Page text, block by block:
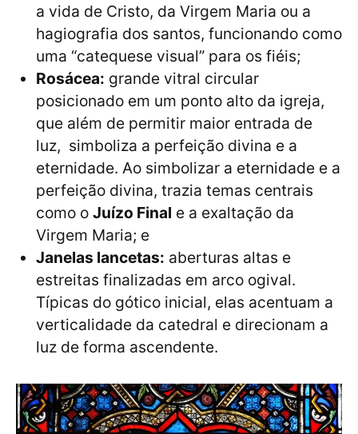
a vida de Cristo, da Virgem Maria ou a
hagiografia dos santos, funcionando como
uma “catequese visual” para os fiéis;
Rosácea: grande vitral circular
posicionado em um ponto alto da igreja,
que além de permitir maior entrada de
luz, simboliza a perfeição divina e a
eternidade. Ao simbolizar a eternidade e a
perfeição divina, trazia temas centrais
como o Juízo Final e a exaltação da
Virgem Maria; e
Janelas lancetas: aberturas altas e
estreitas finalizadas em arco ogival.
Típicas do gótico inicial, elas acentuam a
verticalidade da catedral e direcionam a
luz de forma ascendente.